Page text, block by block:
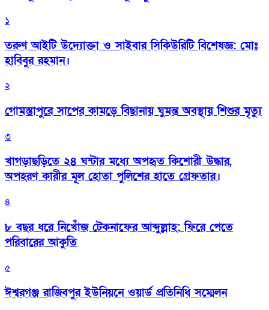
১
তরুণ আইটি উদ্যোক্তা ও সাইবার সিকিউরিটি বিশেষজ্ঞ: মোঃ
হাবিবুর রহমান।
২
গোমস্তাপুরে সাপের কামড়ে বিছানায় ঘুমন্ত অবস্থায় শিশুর মৃত্যু
৩
খাগড়াছড়িতে ২৪ ঘন্টার মধ্যে অপহৃত কিশোরী উদ্ধার,
অপহরণ কারীর মূল হোতা পুলিশের হাতে গ্রেফতার।
৪
৮ বছর ধরে নিখোঁজ টেকনাফের আব্দুল্লাহ: ফিরে পেতে
পরিবারের আকুতি
৫
ঈশ্বরগঞ্জ রাজিবপুর ইউনিয়নে ওয়ার্ড প্রতিনিধি সম্মেলন